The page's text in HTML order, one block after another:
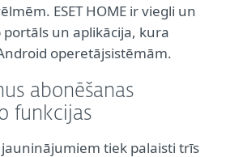
ESET HOME ir viegli un
un aplikācija, kura
operetājsistēmām.
abonēšanas
funkcijas
jauninājumiem tiek palaisti trīs